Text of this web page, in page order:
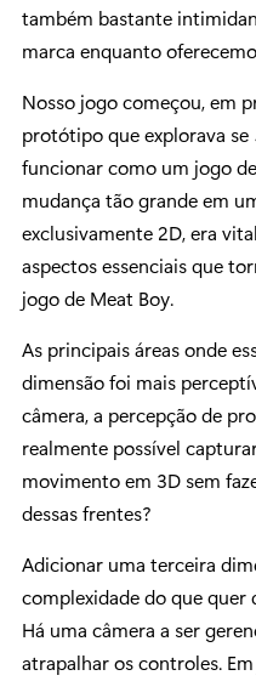
também bastante
marca enquanto
Nosso jogo começou, em
protótipo que explorava se
funcionar como um jogo
mudança tão grande em
exclusivamente 2D, era
aspectos essenciais que
jogo de Meat Boy.
As principais áreas onde
dimensão foi mais
câmera, a percepção de
realmente possível
movimento em 3D sem
dessas frentes?
Adicionar uma terceira
complexidade do que quer
Há uma câmera a ser
atrapalhar os controles.